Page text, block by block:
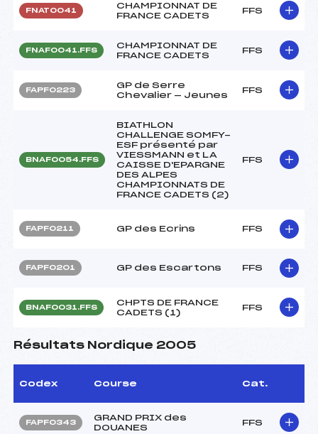
FNAT0041
CHAMPIONNAT DE
FRANCE CADETS
FFS
FNAF0041.FFS
CHAMPIONNAT DE
FRANCE CADETS
FFS
FAPF0223
GP de Serre
Chevalier — Jeunes
FFS
BNAF0054.FFS
BIATHLON
CHALLENGE SOMFY-
ESF présenté par
VIESSMANN et LA
CAISSE D'EPARGNE
DES ALPES
CHAMPIONNATS DE
FRANCE CADETS (2)
FFS
FAPF0211 GP des Ecrins FFS
FAPF0201 GP des Escartons FFS
BNAF0031.FFS
CHPTS DE FRANCE
CADETS (1)
FFS
Résultats Nordique 2005
Codex Course Cat.
FAPF0343
GRAND PRIX des
DOUANES
FFS